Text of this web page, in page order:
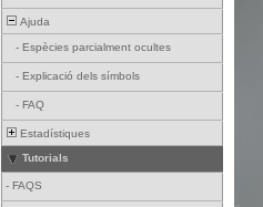
Ajuda
- Espècies parcialment ocultes
- Explicació dels símbols
- FAQ
Estadístiques
Tutorials
- FAQS